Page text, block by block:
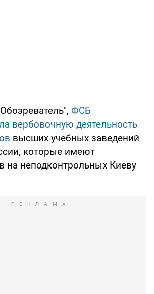
ФСБ
вербовочную деятельность
высших учебных заведений
которые имеют
на неподконтрольных Киеву